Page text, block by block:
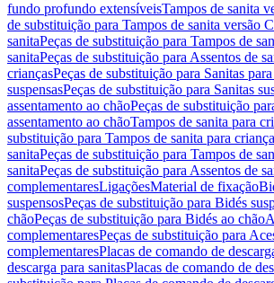
fundo profundo extensíveisTampos de sanita
de substituição para Tampos de sanita versão
sanitaPeças de substituição para Tampos de
sanitaPeças de substituição para Assentos de
criançasPeças de substituição para Sanitas
suspensasPeças de substituição para Sanitas
assentamento ao chãoPeças de substituição
assentamento ao chãoTampos de sanita para
substituição para Tampos de sanita para
sanitaPeças de substituição para Tampos de
sanitaPeças de substituição para Assentos de
complementaresLigaçõesMaterial de fixação
suspensosPeças de substituição para Bidés
chãoPeças de substituição para Bidés ao chão
complementaresPeças de substituição para
complementaresPlacas de comando de
descarga para sanitasPlacas de comando de